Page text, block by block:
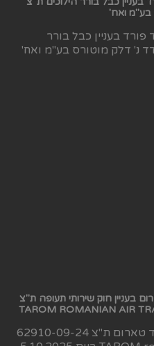
בעניין כבל בורר
ת"צ 62688-05-24: חדד נ' דלק מוטורס בע"מ ואח'
בעניין חוק שירותי תעופה ת"צ
הסכם פשרה בתביעה ייצוגית נגד טארום ת"צ 62910-09-24